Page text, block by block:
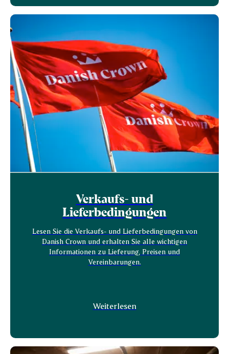
Verkaufs- und
Lieferbedingungen
Lesen Sie die Verkaufs- und Lieferbedingungen von
Danish Crown und erhalten Sie alle wichtigen
Informationen zu Lieferung, Preisen und
Vereinbarungen.
Weiterlesen